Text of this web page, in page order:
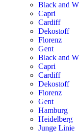
Black and
Capri
Cardiff
Dekostoff
Florenz
Gent
Black and
Capri
Cardiff
Dekostoff
Florenz
Gent
Hamburg
Heidelberg
Junge Linie